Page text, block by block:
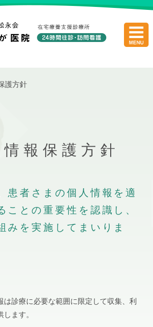
医療法
護方針
報保護方針
患者さまの個人情報を適
ことの重要性を認識し、
みを実施してまいりま
は診療に必要な範囲に限定して収集、利
します。